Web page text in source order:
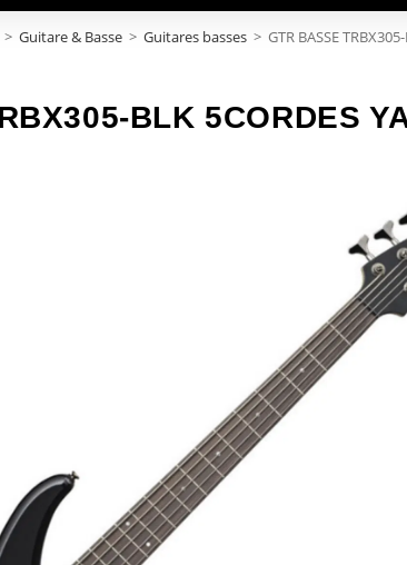
> Guitare & Basse > Guitares basses > GTR BASSE
BLK 5CORDES